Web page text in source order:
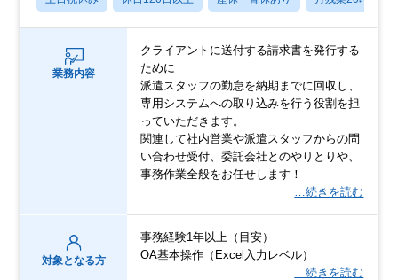
業務内容
クライアントに送付する請求書を発行する
ために
派遣スタッフの勤怠を納期までに回収し、
専用システムへの取り込みを行う役割を担
っていただきます。
関連して社内営業や派遣スタッフからの問
い合わせ受付、委託会社とのやりとりや、
事務作業全般をお任せします！
…続きを読む
対象となる方
事務経験1年以上（目安）
OA基本操作（Excel入力レベル）
…続きを読む